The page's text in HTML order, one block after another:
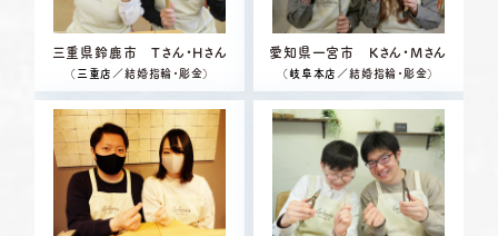
三重県鈴鹿市 Tさん・Hさん
（ 三重店 ／結婚指輪・彫金）
愛知県一宮市 Kさん・Mさん
（岐阜本店 ／結婚指輪・彫金）